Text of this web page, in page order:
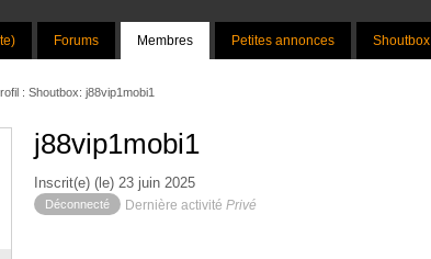
Forums Membres Petites annonces Shoutbox
: Shoutbox: j88vip1mobi1
j88vip1mobi1
Inscrit(e) (le) 23 juin 2025
Déconnecté Dernière activité Privé